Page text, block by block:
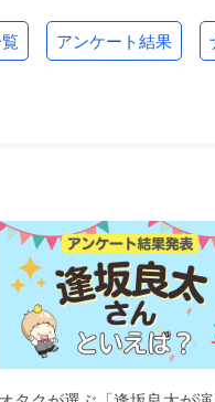
アンケート結果